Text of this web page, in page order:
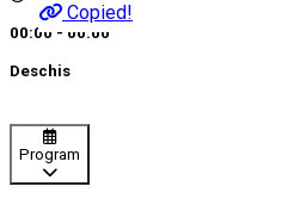
Copied!
00:00 - 00:00
Deschis
Program